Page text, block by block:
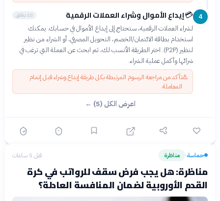
4
💳إيداع الأموال وشراء العملات الرقمية 10 دقائق
لشراء العملات الرقمية، ستحتاج إلى إيداع الأموال في حسابك. يمكنك
استخدام بطاقة الائتمان/الخصم، التحويل المصرفي، أو الشراء من نظير
لنظير (P2P). اختر الطريقة الأنسب لك، ثم ابحث عن العملة التي ترغب في
شرائها وأكمل عملية الشراء.
⚠️تأكد من مراجعة الرسوم المرتبطة بكل طريقة إيداع وشراء قبل إتمام
المعاملة.
اعرض الكل (5) ←
حماسة› مناظرة قبل 5 ساعات
مناظرة: هل يجب فرض سقف للرواتب في كرة
القدم الأوروبية لضمان المنافسة العادلة؟